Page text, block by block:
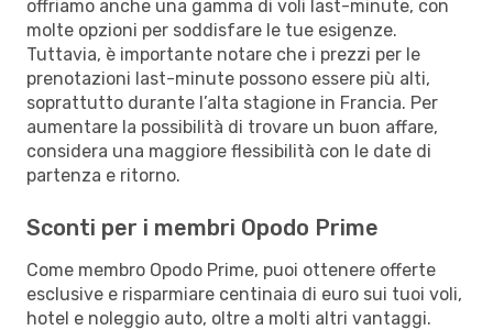
offriamo anche una gamma di voli last-minute, con
molte opzioni per soddisfare le tue esigenze.
Tuttavia, è importante notare che i prezzi per le
prenotazioni last-minute possono essere più alti,
soprattutto durante l’alta stagione in Francia. Per
aumentare la possibilità di trovare un buon affare,
considera una maggiore flessibilità con le date di
partenza e ritorno.
Sconti per i membri Opodo Prime
Come membro Opodo Prime, puoi ottenere offerte
esclusive e risparmiare centinaia di euro sui tuoi voli,
hotel e noleggio auto, oltre a molti altri vantaggi.